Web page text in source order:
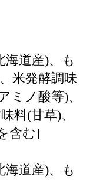
道産)、も
米発酵調味
ミノ酸等)、
料(甘草)、
含む]
道産)、も